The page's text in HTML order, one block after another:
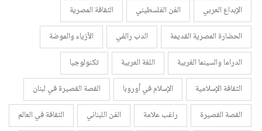
الإبداع العربي
الفن الفلسطيني
الثقافة المصرية
الحضارة المصرية القديمة
الدب رالفي
الأزياء والموضة
الدراما والسينما الغربية
اللغة العربية
تكنولوجيا
الثقافة الإسلامية
الإسلام في أوروبا
القصة القصيرة في لبنان
القصة القصيرة
راغب علامة الفن اللبناني
الثقافة في العالم